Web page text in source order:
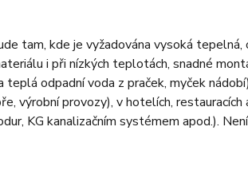
tam, kde je vyžadována vysoká tepelná,
i při nízkých teplotách, snadné
odpadní voda z praček, myček
výrobní provozy), v hotelích, restauracích
KG kanalizačním systémem apod.).